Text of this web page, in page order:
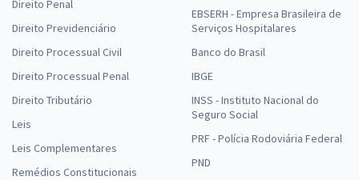
Direito Penal
Direito Previdenciário
Direito Processual Civil
Direito Processual Penal
Direito Tributário
Leis
Leis Complementares
Remédios Constitucionais
EBSERH - Empresa Brasileira de
Serviços Hospitalares
Banco do Brasil
IBGE
INSS - Instituto Nacional do
Seguro Social
PRF - Polícia Rodoviária Federal
PND